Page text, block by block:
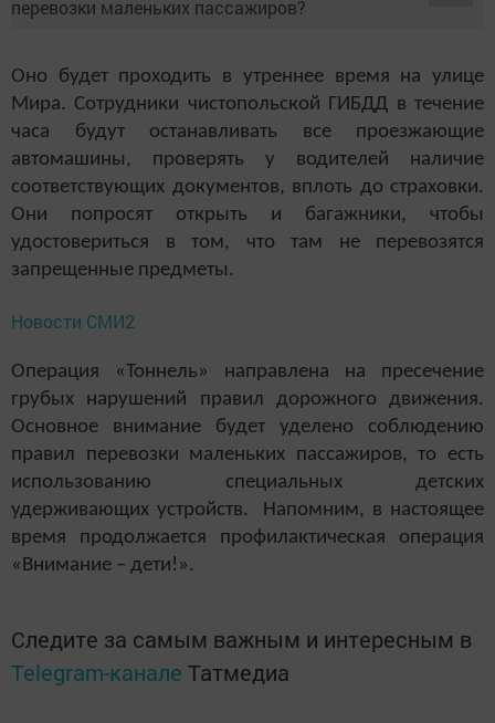
Оно будет проходить в утреннее время на улице
Мира. Сотрудники чистопольской ГИБДД в течение
часа будут останавливать все проезжающие
автомашины, проверять у водителей наличие
соответствующих документов, вплоть до страховки.
Они попросят открыть и багажники, чтобы
удостовериться в том, что там не перевозятся
запрещенные предметы.
Новости СМИ2
Операция «Тоннель» направлена на пресечение
грубых нарушений правил дорожного движения.
Основное внимание будет уделено соблюдению
правил перевозки маленьких пассажиров, то есть
использованию специальных детских
удерживающих устройств. Напомним, в настоящее
время продолжается профилактическая операция
«Внимание – дети!».
Следите за самым важным и интересным в
Telegram-канале Татмедиа